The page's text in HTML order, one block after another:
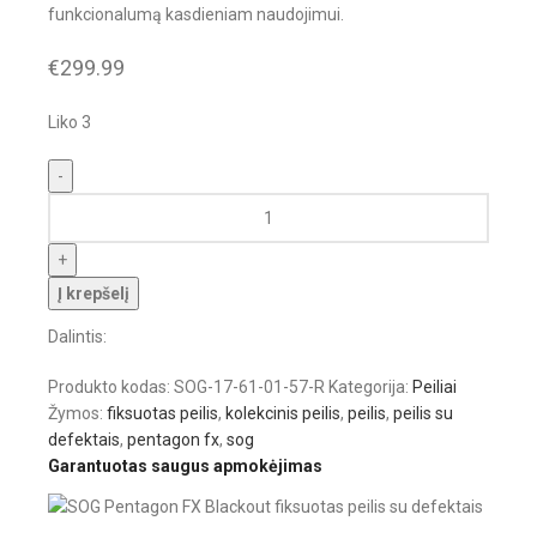
funkcionalumą kasdieniam naudojimui.
€299.99
Liko 3
Į krepšelį
Dalintis:
Produkto kodas: SOG-17-61-01-57-R Kategorija: Peiliai
Žymos: fiksuotas peilis, kolekcinis peilis, peilis, peilis su
defektais, pentagon fx, sog
Garantuotas saugus apmokėjimas